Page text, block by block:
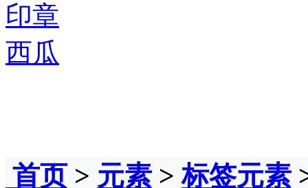
印章
西瓜
首页> 元素 >标签元素